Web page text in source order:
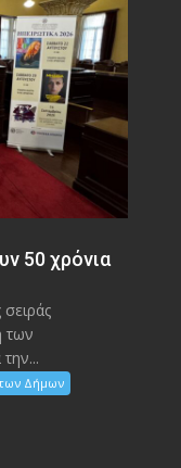
50 χρόνια
των
Δήμων